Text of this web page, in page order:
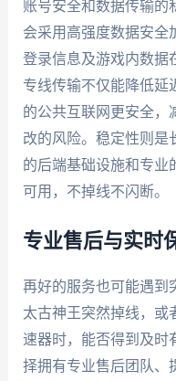
账号安全和数据传输的
会采用高强度数据安全
登录信息及游戏内数据
专线传输不仅能降低延
的公共互联网更安全，
改的风险。稳定性则是
的后端基础设施和专业
可用，不掉线不闪断。
专业售后与实时
再好的服务也可能遇到
太古神王突然掉线，或
速器时，能否得到及时
择拥有专业售后团队、